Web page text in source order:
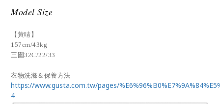
Model Size
【黃晴】
157cm/43kg
三圍32C/22/33
衣物洗滌＆保養方法
https://www.gusta.com.tw/pages/
4